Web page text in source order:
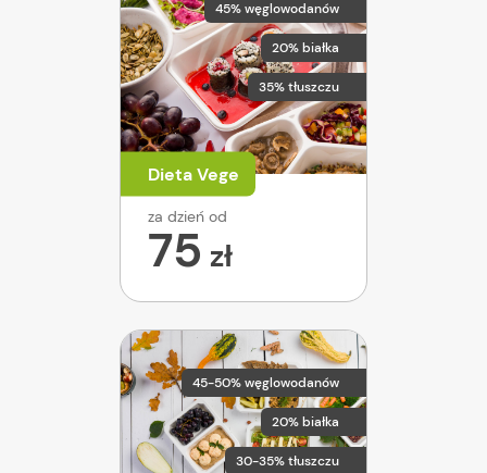
45% węglowodanów
20% białka
35% tłuszczu
Dieta Vege
za dzień od
75 zł
45-50% węglowodanów
20% białka
30-35% tłuszczu